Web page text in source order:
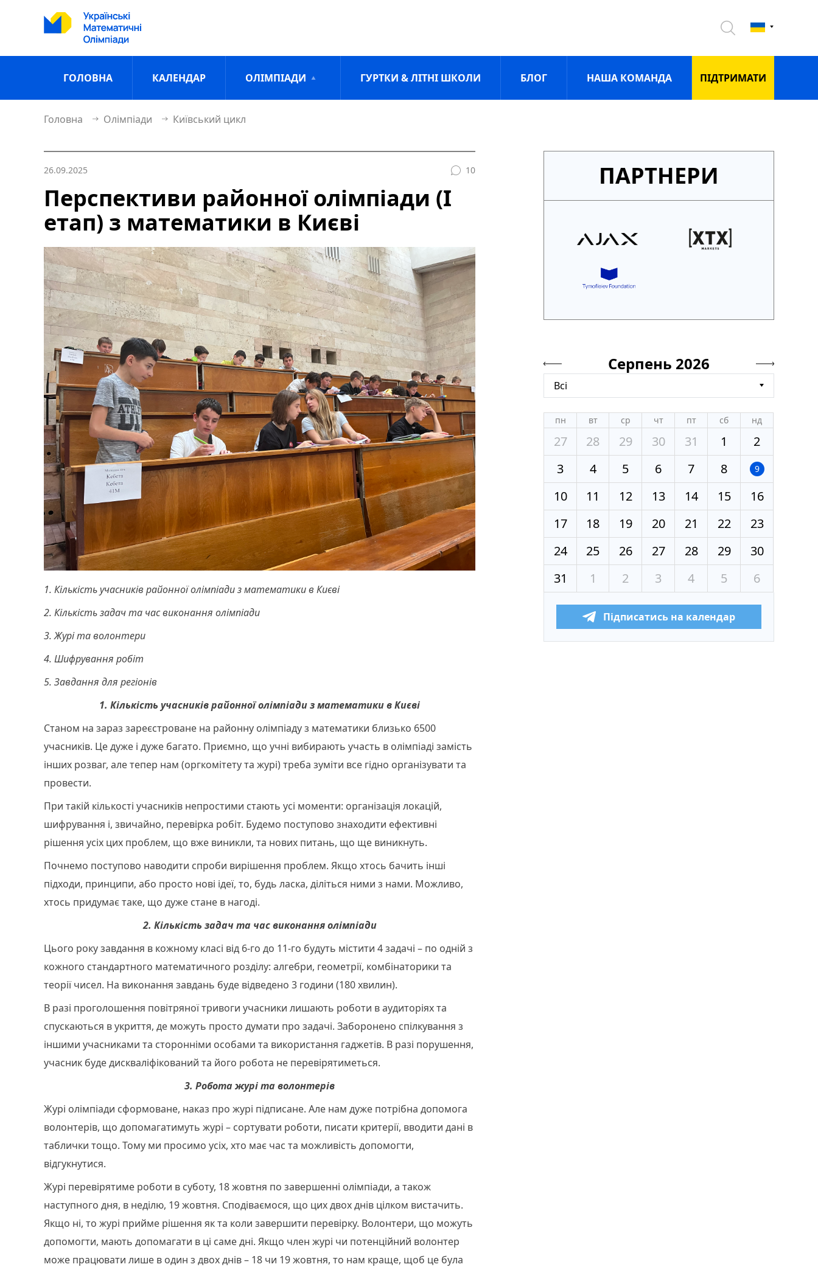
ГОЛОВНА КАЛЕНДАР ОЛІМПІАДИ ГУРТКИ & ЛІТНІ ШКОЛИ БЛОГ НАША КОМАНДА ПIДТРИМАТИ
Головна Олімпіади Київський цикл
26.09.2025 10
Перспективи районної олімпіади (І
етап) з математики в Києві
1. Кількість учасників районної олімпіади з математики в Києві
2. Кількість задач та час виконання олімпіади
3. Журі та волонтери
4. Шифрування робіт
5. Завдання для регіонів
1. Кількість учасників районної олімпіади з математики в Києві
Станом на зараз зареєстроване на районну олімпіаду з математики близько 6500
учасників. Це дуже і дуже багато. Приємно, що учні вибирають участь в олімпіаді замість
інших розваг, але тепер нам (оргкомітету та журі) треба зуміти все гідно організувати та
провести.
При такій кількості учасників непростими стають усі моменти: організація локацій,
шифрування і, звичайно, перевірка робіт. Будемо поступово знаходити ефективні
рішення усіх цих проблем, що вже виникли, та нових питань, що ще виникнуть.
Почнемо поступово наводити спроби вирішення проблем. Якщо хтось бачить інші
підходи, принципи, або просто нові ідеї, то, будь ласка, діліться ними з нами. Можливо,
хтось придумає таке, що дуже стане в нагоді.
2. Кількість задач та час виконання олімпіади
Цього року завдання в кожному класі від 6-го до 11-го будуть містити 4 задачі – по одній з
кожного стандартного математичного розділу: алгебри, геометрії, комбінаторики та
теорії чисел. На виконання завдань буде відведено 3 години (180 хвилин).
В разі проголошення повітряної тривоги учасники лишають роботи в аудиторіях та
спускаються в укриття, де можуть просто думати про задачі. Заборонено спілкування з
іншими учасниками та сторонніми особами та використання гаджетів. В разі порушення,
учасник буде дискваліфікований та його робота не перевірятиметься.
3. Робота журі та волонтерів
Журі олімпіади сформоване, наказ про журі підписане. Але нам дуже потрібна допомога
волонтерів, що допомагатимуть журі – сортувати роботи, писати критерії, вводити дані в
таблички тощо. Тому ми просимо усіх, хто має час та можливість допомогти,
відгукнутися.
Журі перевірятиме роботи в суботу, 18 жовтня по завершенні олімпіади, а також
наступного дня, в неділю, 19 жовтня. Сподіваємося, що цих двох днів цілком вистачить.
Якщо ні, то журі прийме рішення як та коли завершити перевірку. Волонтери, що можуть
допомогти, мають допомагати в ці саме дні. Якщо член журі чи потенційний волонтер
може працювати лише в один з двох днів – 18 чи 19 жовтня, то нам краще, щоб це була
ПАРТНЕРИ
Всі
Серпень 2026
пн вт ср чт пт сб нд
27 28 29 30 31 1
2
3
4 5 6 7 8 9
10 11 12 13 14 15
16
17
18 19 20 21 22
23
24
25 26 27 28 29
30
31
1 2 3 4 5 6
Підписатись на календар